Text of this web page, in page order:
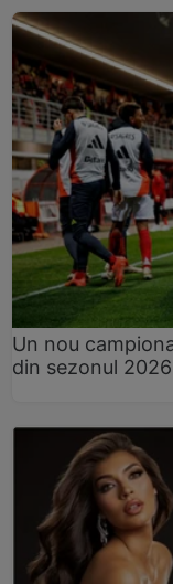
Un nou
din sezonul